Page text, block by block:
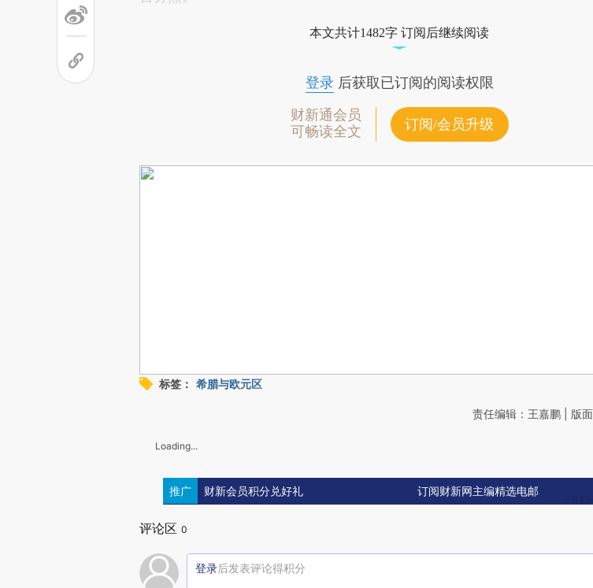
本文共计1482字 订阅后继续阅读
登录后获取已订阅的阅读权限
财新通会员
可畅读全文
订阅/会员升级
标签： 希腊与欧元区
责任编辑：王嘉鹏 | 版
Loading...
推广 财新会员积分兑好礼 订阅财新网主编精选电邮
评论区 0
登录后发表评论得积分